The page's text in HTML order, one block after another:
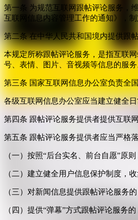
第一条 为规范互联网跟帖评论服务，
互联网信息内容管理工作的通知》，
第二条 在中华人民共和国境内提供跟
本规定所称跟帖评论服务，是指互联
号、表情、图片、音视频等信息的服务
第三条 国家互联网信息办公室负责全
各级互联网信息办公室应当建立健全
第四条 跟帖评论服务提供者提供互联
第五条 跟帖评论服务提供者应当严格
（一）按照“后台实名、前台自愿”原
（二）建立健全用户信息保护制度，
（三）对新闻信息提供跟帖评论服务
（四）提供“弹幕”方式跟帖评论服务